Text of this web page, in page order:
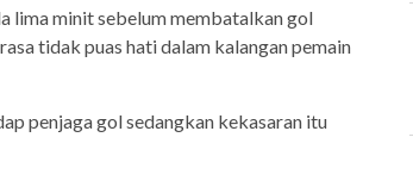
lima minit sebelum membatalkan gol
tidak puas hati dalam kalangan pemain
penjaga gol sedangkan kekasaran itu